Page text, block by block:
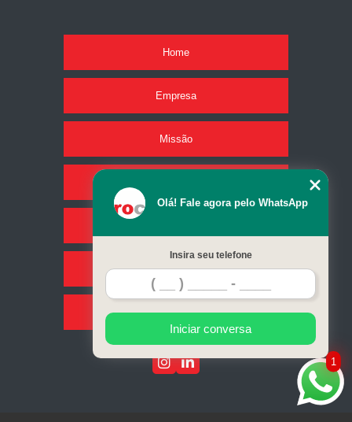
Home
Empresa
Missão
Contato
Mapa do site
1
Olá! Fale agora pelo WhatsApp
Insira seu telefone
Iniciar conversa